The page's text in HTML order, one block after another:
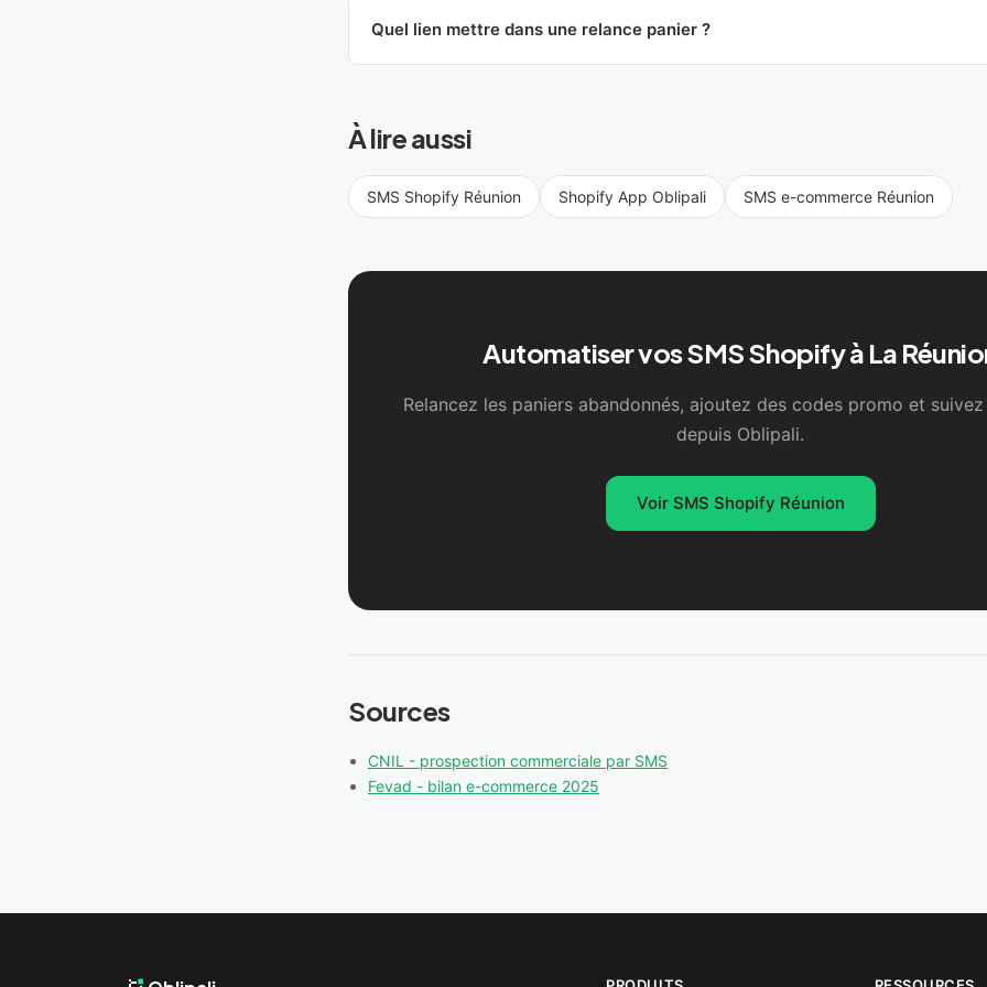
Quel lien mettre dans une relance panier ?
À lire aussi
SMS Shopify Réunion Shopify App Oblipali SMS e-commerce Réunion
Automatiser vos SMS Shopify à La
Relancez les paniers abandonnés, ajoutez des codes promo et
depuis Oblipali.
Voir SMS Shopify Réunion
Sources
CNIL - prospection commerciale par SMS
Fevad - bilan e-commerce 2025